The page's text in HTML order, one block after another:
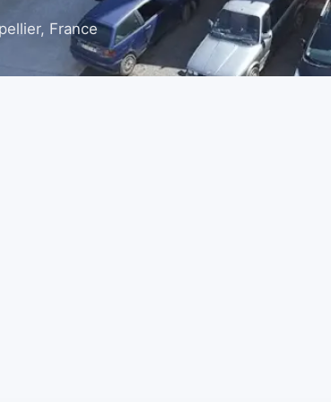
France